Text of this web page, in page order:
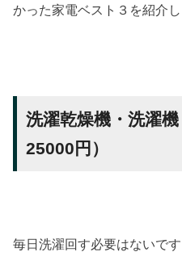
かった家電ベスト３を紹介し
洗濯乾燥機・洗濯
25000円）
毎日洗濯回す必要はないで